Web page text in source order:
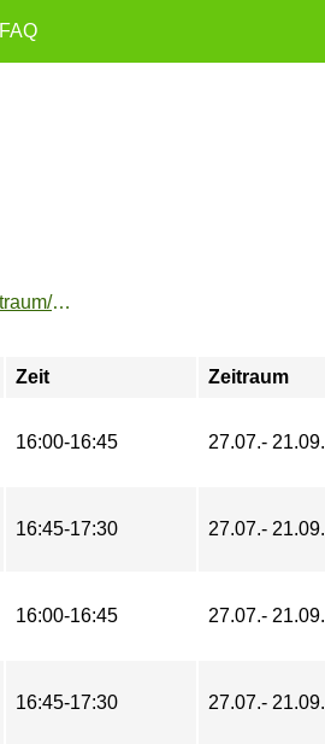
FAQ
https://buchung.hochschulsport-potsdam.de/angebote/aktueller_zeitraum/_Kindersportmix__OUTDOOR_.html
Zeit Zeitraum
16:00-16:45 27.07.- 21.09.
16:45-17:30 27.07.- 21.09.
16:00-16:45 27.07.- 21.09.
16:45-17:30 27.07.- 21.09.